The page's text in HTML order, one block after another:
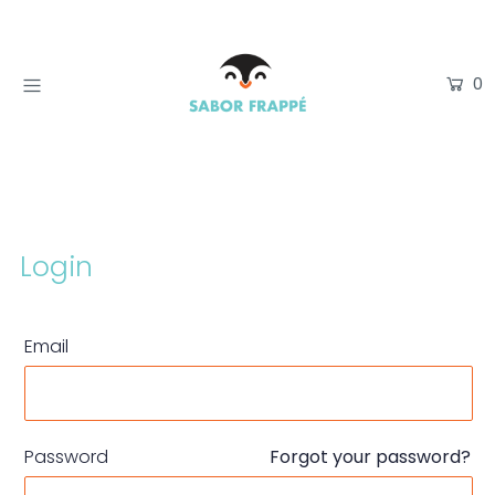
0
Login
Email
Password Forgot your password?
Tienda